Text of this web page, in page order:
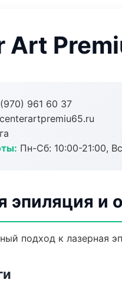
Art
961 60 37
Пн-Сб: 10:00-21:00,
эпиляция и
подход к лазерная